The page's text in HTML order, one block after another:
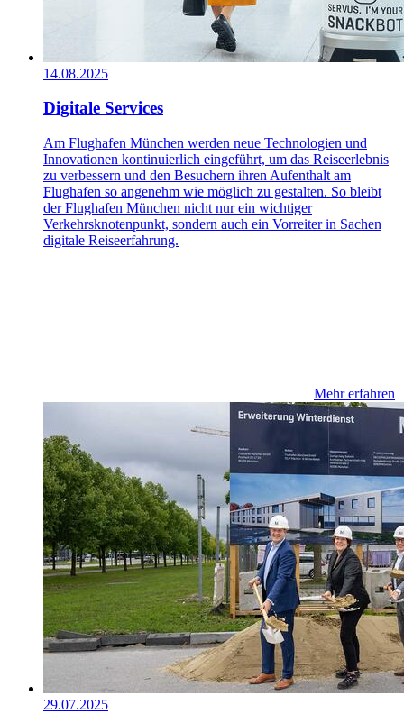
14.08.2025
Digitale Services
Am Flughafen München werden neue Technologien und
Innovationen kontinuierlich eingeführt, um das Reiseerlebnis
zu verbessern und den Besuchern ihren Aufenthalt am
Flughafen so angenehm wie möglich zu gestalten. So bleibt
der Flughafen München nicht nur ein wichtiger
Verkehrsknotenpunkt, sondern auch ein Vorreiter in Sachen
digitale Reiseerfahrung.
Mehr erfahren
29.07.2025